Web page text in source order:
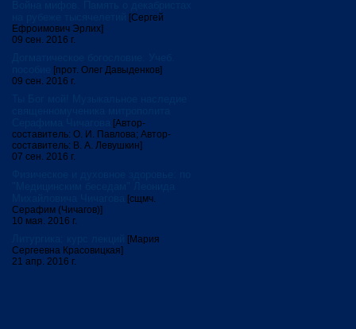
[Сергей
Ефроимович Эрлих]
09 сен. 2016 г.
[прот. Олег Давыденков]
09 сен. 2016 г.
[Автор-
составитель: О. И. Павлова; Автор-
составитель: В. А. Левушкин]
07 сен. 2016 г.
[сщмч.
Серафим (Чичагов)]
10 мая. 2016 г.
[Мария
Сергеевна Красовицкая]
21 апр. 2016 г.